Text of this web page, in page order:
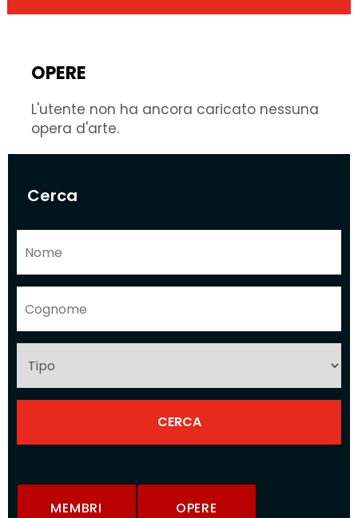
Cerca
MEMBRI OPERE
OPERE
L'utente non ha ancora caricato nessuna
opera d'arte.